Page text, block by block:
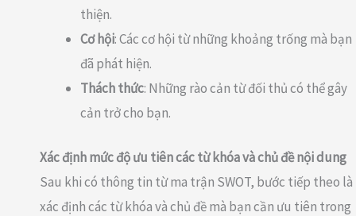
thiện.
Cơ hội: Các cơ hội từ những khoảng trống mà bạn
đã phát hiện.
Thách thức: Những rào cản từ đối thủ có thể gây
cản trở cho bạn.
Xác định mức độ ưu tiên các từ khóa và chủ đề nội dung
Sau khi có thông tin từ ma trận SWOT, bước tiếp theo là
xác định các từ khóa và chủ đề mà bạn cần ưu tiên trong